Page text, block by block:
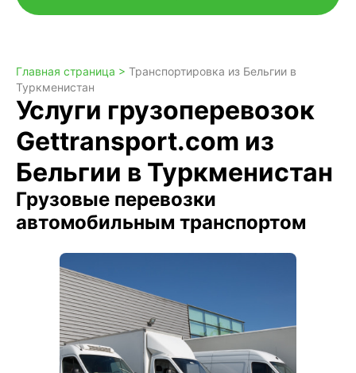
Главная страница > Транспортировка из Бельгии в
Туркменистан
Услуги грузоперевозок
Gettransport.com из
Бельгии в Туркменистан
Грузовые перевозки
автомобильным транспортом